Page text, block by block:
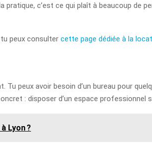
c’est ce qui plaît à beaucoup de
peux consulter cette page dédiée à la
Tu peux avoir besoin d’un bureau pour
: disposer d’un espace professionnel
Lyon ?